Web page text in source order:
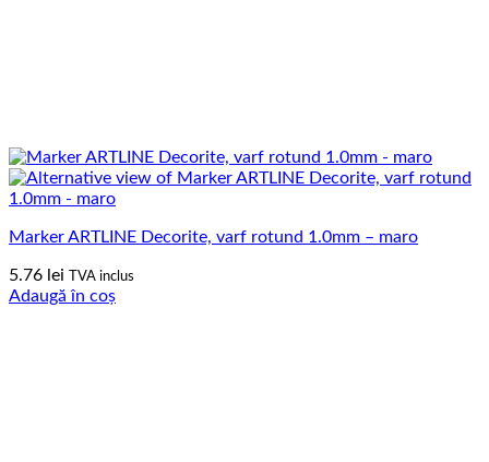
Marker ARTLINE Decorite, varf rotund 1.0mm – maro
5.76 lei TVA inclus
Adaugă în coș